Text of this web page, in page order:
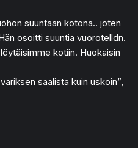
suuntaan kotona.. joten
osoitti suuntia vuorotelldn.
kotiin. Huokaisin
saalista kuin uskoin”,